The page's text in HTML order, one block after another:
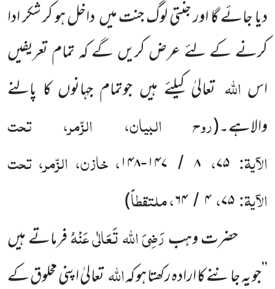
دیا جائے گا اور جنتی لوگ جنت میں داخل ہو کر شکر ادا
کرنے کے لئے عرض کریں گے کہ تمام تعریفیں
اس اللہ تعالیٰ کیلئے ہیں جوتمام جہانوں کا پالنے
والاہے۔(روح البیان، الزّمر، تحت
الآیۃ: ۷۵، ۸/ ۱۴۷-۱۴۸، خازن، الزّمر، تحت
الآیۃ:۷۵،۴ /۶۴، ملتقطاً)
حضرت وہبرَضِیَ اللہ تَعَالٰی عَنْہُفرماتے ہیں
’’جو یہ جاننے کا ارادہ رکھتا ہو کہاللہتعالیٰ اپنی مخلوق کے